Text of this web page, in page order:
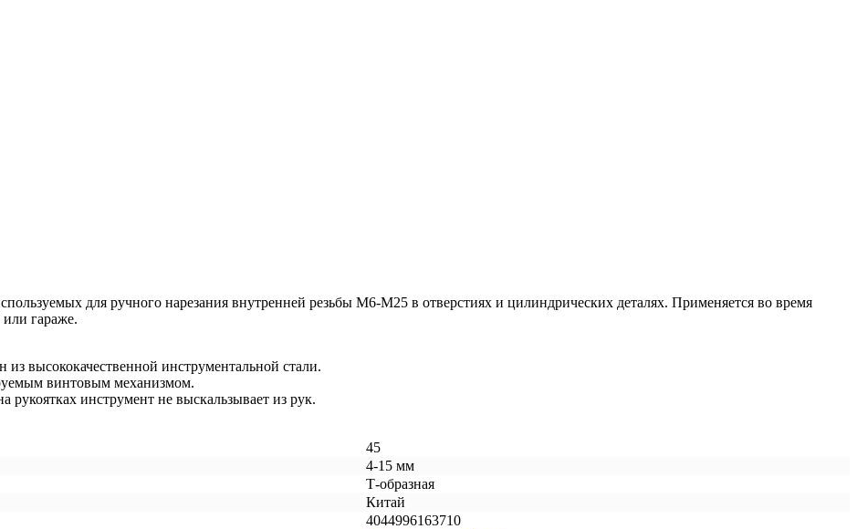
для ручного нарезания внутренней резьбы М6-М25 в отверстиях и цилиндрических деталях. Применяется во время
или гараже.
высококачественной инструментальной стали.
винтовым механизмом.
инструмент не выскальзывает из рук.
45
4-15 мм
Т-образная
Китай
4044996163710